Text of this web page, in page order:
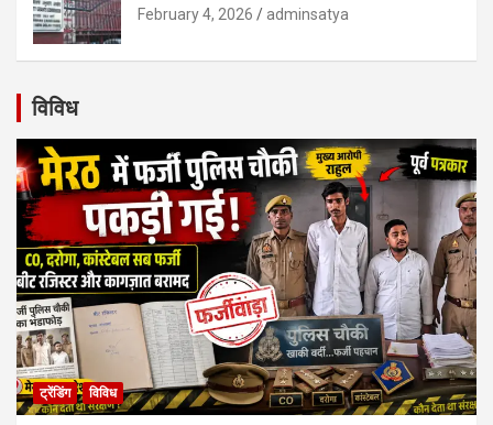
February 4, 2026 adminsatya
विविध
ट्रेंडिंग विविध